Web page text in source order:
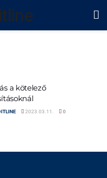
a kötelező
2023.03.11. 0